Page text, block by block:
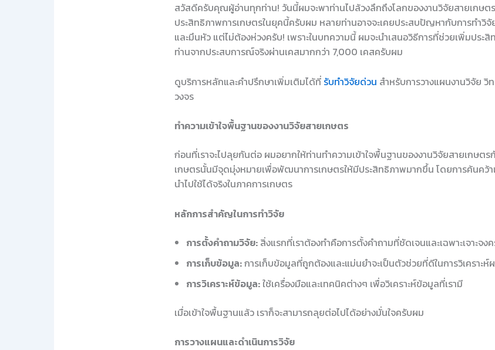
สวัสดีครับคุณผู้อ่านทุกท่าน! วันนี้ผมจะพาท่านไปล้วงลึกถึงโลกของงานวิจัยสายเกษ
ประสิทธิภาพการเกษตรในยุคนี้ครับผม หลายท่านอาจจะเคยประสบปัญหากับการทำวิจั
และมึนหัว แต่ไม่ต้องห่วงครับ! เพราะในบทความนี้ ผมจะนำเสนอวิธีการที่ช่วยเพิ่มประ
ท่านจากประสบการณ์จริงผ่านเคสมากกว่า 7,000 เคสครับผม
ดูบริการหลักและคำปรึกษาเพิ่มเติมได้ที่ รับทำวิจัยด่วน สำหรับการวางแผนงานวิจัย
วงจร
ทำความเข้าใจพื้นฐานของงานวิจัยสายเกษตร
ก่อนที่เราจะไปลุยกันต่อ ผมอยากให้ท่านทำความเข้าใจพื้นฐานของงานวิจัยสายเกษต
เกษตรนั้นมีจุดมุ่งหมายเพื่อพัฒนาการเกษตรให้มีประสิทธิภาพมากขึ้น โดยการค้นคว้
นำไปใช้ได้จริงในภาคการเกษตร
หลักการสำคัญในการทำวิจัย
การตั้งคำถามวิจัย: สิ่งแรกที่เราต้องทำคือการตั้งคำถามที่ชัดเจนและเฉพาะเจาะจง
การเก็บข้อมูล:การเก็บข้อมูลที่ถูกต้องและแม่นยำจะเป็นตัวช่วยที่ดีในการวิเคราะ
การวิเคราะห์ข้อมูล:ใช้เครื่องมือและเทคนิคต่างๆ เพื่อวิเคราะห์ข้อมูลที่เรามี
เมื่อเข้าใจพื้นฐานแล้ว เราก็จะสามารถลุยต่อไปได้อย่างมั่นใจครับผม
การวางแผนและดำเนินการวิจัย